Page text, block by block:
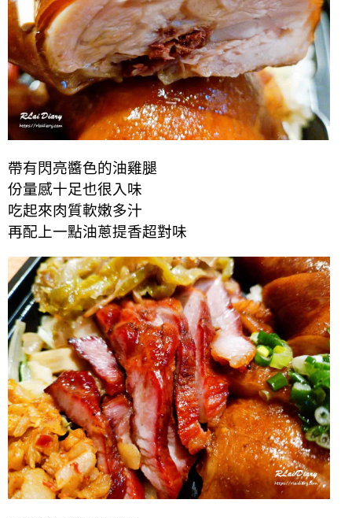
帶有閃亮醬色的油雞腿
份量感十足也很入味
吃起來肉質軟嫩多汁
再配上一點油蔥提香超對味